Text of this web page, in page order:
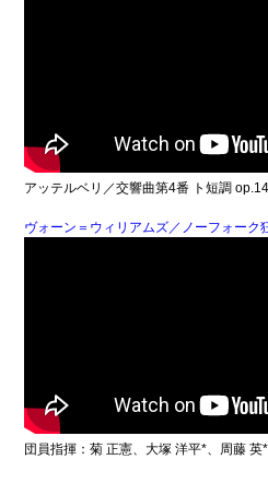
アッテルベリ／交響曲第4番 ト短調
ヴォーン＝ウィリアムズ／ノーフォーク
団員指揮：菊 正憲、大塚 洋平*、周藤 英